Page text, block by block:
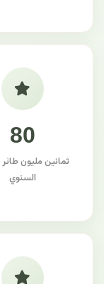
80
ثمانين مليون طائر
السنوي